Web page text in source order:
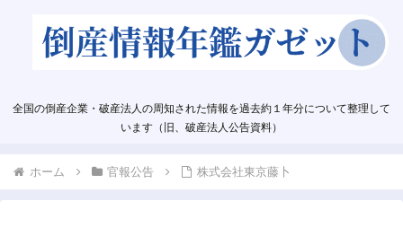
全国の倒産企業・破産法人の周知された情報を過去約１年分について整理して
います（旧、破産法人公告資料）
ホーム 官報公告 株式会社東京藤卜